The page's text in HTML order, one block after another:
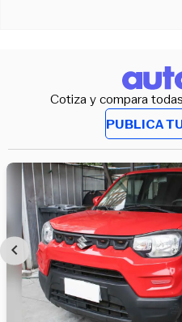
Cotiza y compara
PUBLICA